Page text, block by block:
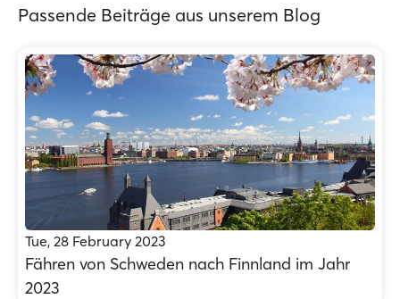
Passende Beiträge aus unserem Blog
Tue, 28 February 2023
Fähren von Schweden nach Finnland im Jahr
2023